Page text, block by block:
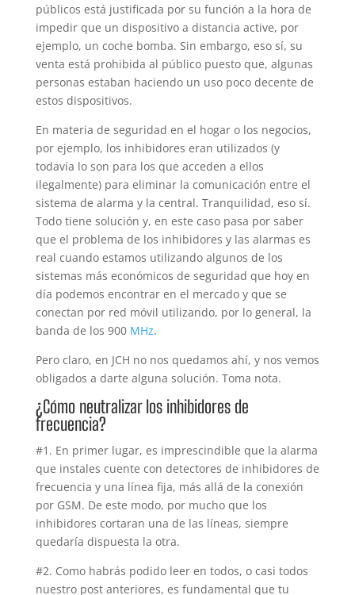
públicos está justificada por su función a la hora de
impedir que un dispositivo a distancia active, por
ejemplo, un coche bomba. Sin embargo, eso sí, su
venta está prohibida al público puesto que, algunas
personas estaban haciendo un uso poco decente de
estos dispositivos.
En materia de seguridad en el hogar o los negocios,
por ejemplo, los inhibidores eran utilizados (y
todavía lo son para los que acceden a ellos
ilegalmente) para eliminar la comunicación entre el
sistema de alarma y la central. Tranquilidad, eso sí.
Todo tiene solución y, en este caso pasa por saber
que el problema de los inhibidores y las alarmas es
real cuando estamos utilizando algunos de los
sistemas más económicos de seguridad que hoy en
día podemos encontrar en el mercado y que se
conectan por red móvil utilizando, por lo general, la
banda de los 900 MHz.
Pero claro, en JCH no nos quedamos ahí, y nos vemos
obligados a darte alguna solución. Toma nota.
¿Cómo neutralizar los inhibidores de
frecuencia?
#1. En primer lugar, es imprescindible que la alarma
que instales cuente con detectores de inhibidores de
frecuencia y una línea fija, más allá de la conexión
por GSM. De este modo, por mucho que los
inhibidores cortaran una de las líneas, siempre
quedaría dispuesta la otra.
#2. Como habrás podido leer en todos, o casi todos
nuestro post anteriores, es fundamental que tu